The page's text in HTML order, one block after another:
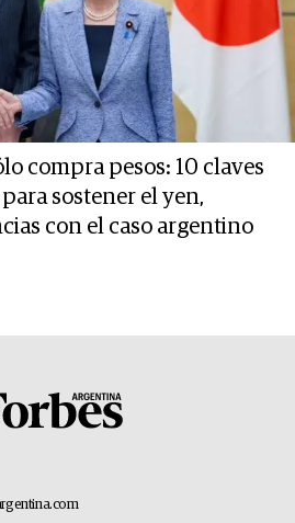
compra pesos: 10 claves
sostener el yen,
con el caso argentino